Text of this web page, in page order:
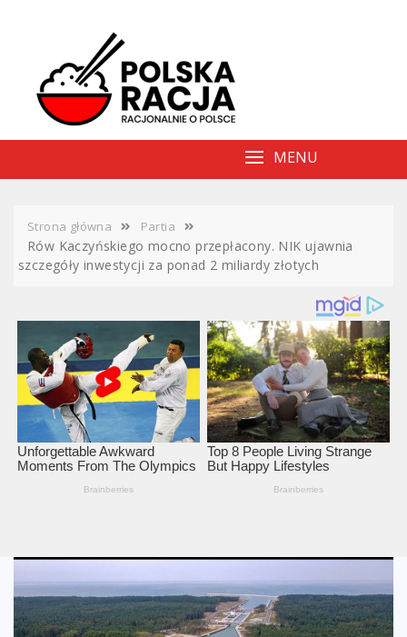
MENU
Strona główna Partia
Rów Kaczyńskiego mocno przepłacony. NIK ujawnia
szczegóły inwestycji za ponad 2 miliardy złotych